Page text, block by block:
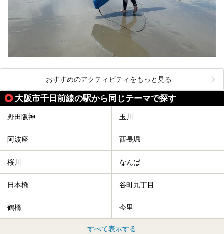
おすすめのアクティビティをもっと見る
大阪市千日前線の駅から同じテーマで探す
野田阪神 玉川
阿波座 西長堀
桜川 なんば
日本橋 谷町九丁目
鶴橋 今里
すべて表示する